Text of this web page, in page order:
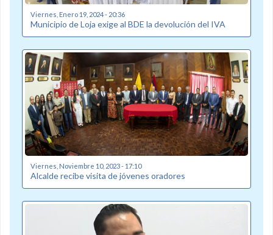
Viernes, Enero 19, 2024 - 20:36
Municipio de Loja exige al BDE la devolución del IVA
Viernes, Noviembre 10, 2023 - 17:10
Alcalde recibe visita de jóvenes oradores